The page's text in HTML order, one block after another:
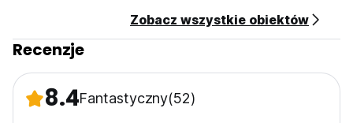
Zobacz wszystkie obiektów
Recenzje
8.4Fantastyczny(52)